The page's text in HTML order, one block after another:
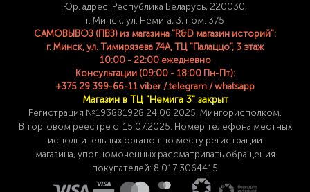
Юр. адрес: Республика Беларусь, 220030,
г. Минск, ул. Немига, 3, пом. 375
САМОВЫВОЗ (ПВЗ) из магазина "R&D магазин историй":
г. Минск, ул. Тимирязева 74A, ТЦ "Палаццо", 3 этаж
10:00 - 22:00 ежедневно
Консультации (09:00 - 18:00 Пн-Пт):
+375 29 399-66-11 viber / telegram / whatsapp
Магазин в ТЦ "Немига 3" закрыт
Регистрация №193881928 24 .06.2025, Мингорисполком.
В торговом реестре с 15.07.2025. Номер телефона местных
исполнительных органов по месту регистрации
магазина,уполномоченных рассматривать обращения
покупателей: 8 017 3064415